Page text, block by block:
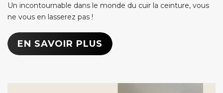
Un incontournable dans le monde du cuir la ceinture, vous
ne vous en lasserez pas !
EN SAVOIR PLUS